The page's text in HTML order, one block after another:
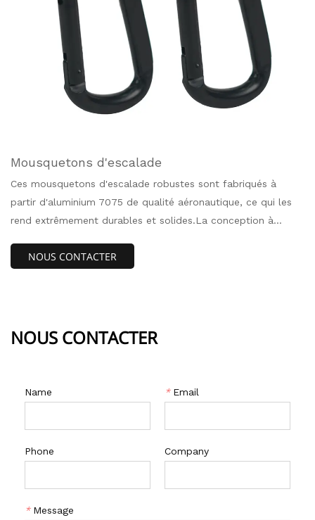
Mousquetons d'escalade
Ces mousquetons d'escalade robustes sont fabriqués à
partir d'aluminium 7075 de qualité aéronautique, ce qui les
rend extrêmement durables et solides.La conception à
mousqueton robuste facile à utiliser d'une seule main.Ce
NOUS CONTACTER
NOUS CONTACTER
Name * Email
Phone Company
* Message